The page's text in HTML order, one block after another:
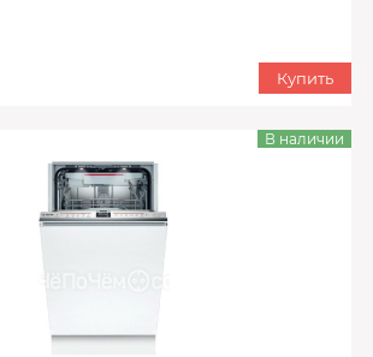
Купить
В наличии